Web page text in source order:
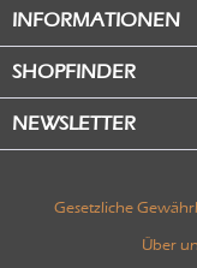
INFORMATIONEN
SHOPFINDER
NEWSLETTER
Gesetzliche
Über